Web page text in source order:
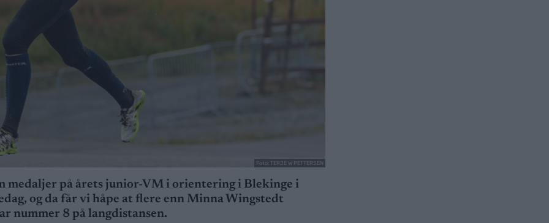
Foto: TERJE W PETTERSEN
medaljer på årets junior-VM i orientering i Blekinge i
og da får vi håpe at flere enn Minna Wingstedt
nummer 8 på langdistansen.